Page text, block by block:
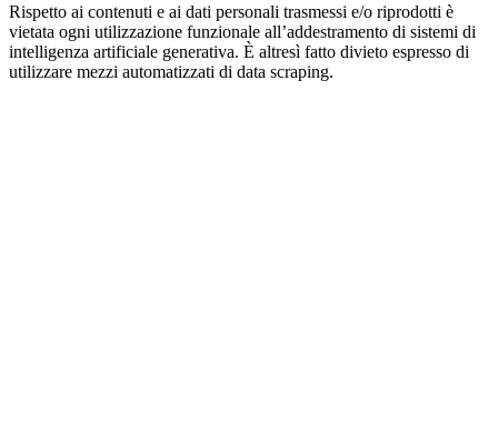
Rispetto ai contenuti e ai dati personali trasmessi e/o riprodotti è
vietata ogni utilizzazione funzionale all’addestramento di sistemi di
intelligenza artificiale generativa. È altresì fatto divieto espresso di
utilizzare mezzi automatizzati di data scraping.